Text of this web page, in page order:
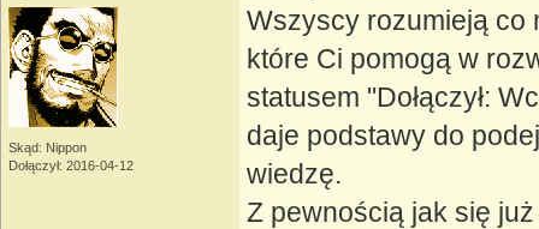
Skąd: Nippon
Dołączył: 2016-04-12
Wszyscy rozumieją co
które Ci pomogą w
statusem "Dołączył:
daje podstawy do
wiedzę.
Z pewnością jak się